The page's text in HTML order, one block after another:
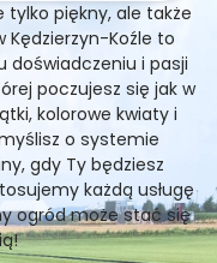
tylko piękny, ale także
Kędzierzyn-Koźle to
doświadczeniu i pasji
poczujesz się jak w
kolorowe kwiaty i
o systemie
gdy Ty będziesz
każdą usługę
ogród może stać się